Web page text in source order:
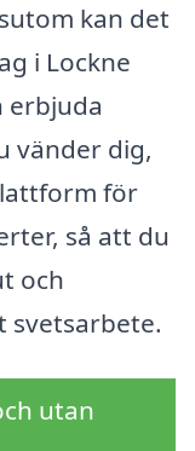
kan det
i Lockne
erbjuda
vänder dig,
för
så att du
och
svetsarbete.
utan